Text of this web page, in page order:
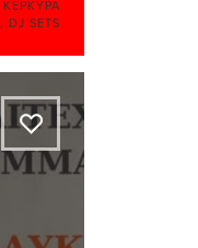
ΚΈΡΚΥΡΑ
DJ SETS
A